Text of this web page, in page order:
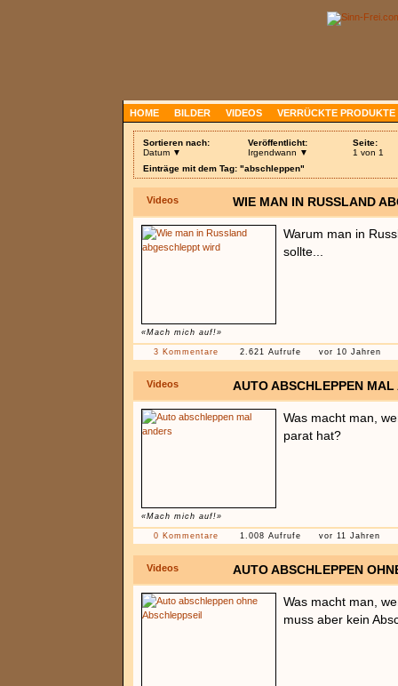
HOME BILDER VIDEOS VERRÜCKTE PRODUKTE
Sortieren nach:
Datum ▼
Veröffentlicht:
Irgendwann ▼
Seite:
1 von 1
Einträge mit dem Tag: "abschleppen"
Videos WIE MAN IN RUSSLAND
«Mach mich auf!»
Warum man in
sollte...
3 Kommentare 2.621 Aufrufe vor 10 Jahren
Videos AUTO ABSCHLEPPEN MAL
«Mach mich auf!»
Was macht man,
parat hat?
0 Kommentare 1.008 Aufrufe vor 11 Jahren
Videos AUTO ABSCHLEPPEN
Was macht man,
muss aber kein